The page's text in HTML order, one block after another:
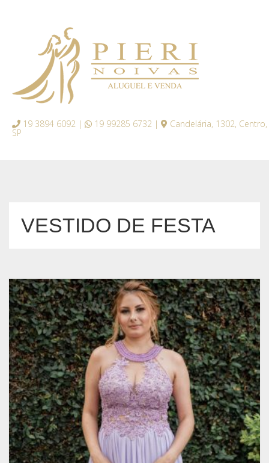
19 3894 6092 | 19 99285 6732 | Candelária, 1302,
SP
VESTIDO DE FESTA